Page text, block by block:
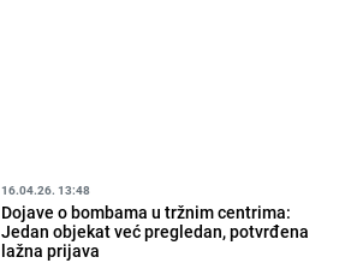
16.04.26. 13:48
Dojave o bombama u tržnim centrima:
Jedan objekat već pregledan, potvrđena
lažna prijava